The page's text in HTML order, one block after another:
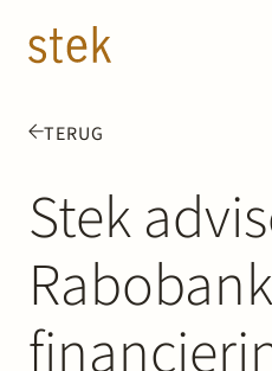
TERUG
Stek
Mensen
Expertise
Over ons
Track record